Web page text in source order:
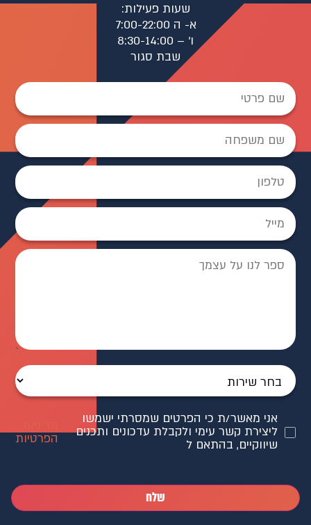
שעות פעילות:
א- ה 7:00-22:00
ו׳ – 8:30-14:00
שבת סגור
אני מאשר/ת כי הפרטים שמסרתי ישמשו
ליצירת קשר עימי ולקבלת עדכונים ותכנים
שיווקיים, בהתאם ל
הפרטיות
שלח